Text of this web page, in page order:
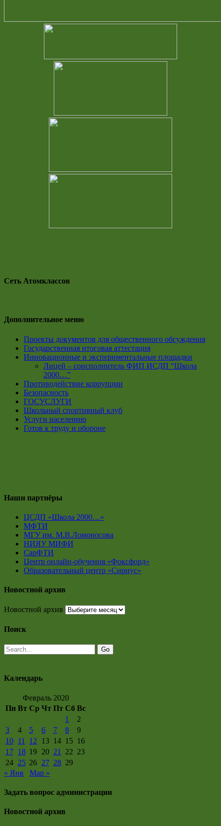
Сеть Атомклассов
Дополнительное меню
Проекты документов для общественного обсуждения
Государственная итоговая аттестация
Инновационные и экспериментальные площадки
Лицей – соисполнитель ФИП ИСДП “Школа
2000…”
Противодействие коррупции
Безопасность
ГОСУСЛУГИ
Школьный спортивный клуб
Услуги населению
Готов к труду и обороне
Наши партнёры
ЦСДП «Школа 2000…»
МФТИ
МГУ им. М.В.Ломоносова
НИЯУ МИФИ
СарФТИ
Центр онлайн-обучения «Фоксфорд»
Образовательный центр «Сириус»
Новостной архив
Новостной архив
Поиск
Календарь
Февраль 2020
Пн Вт Ср Чт Пт Сб Вс
1
2
3
4 5 6 7 8
9
10 11 12 13 14 15 16
17 18 19 20 21 22 23
24 25 26 27 28 29
« Янв
Мар »
Задать вопрос администрации
Новостной архив